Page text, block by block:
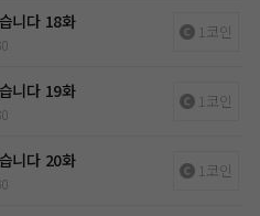
니다 18화 1코인
니다 19화 1코인
니다 20화 1코인